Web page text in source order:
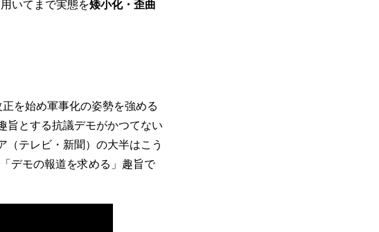
いてまで実態を矮小化・歪曲
を始め軍事化の姿勢を強める
旨とする抗議デモがかつてない
テレビ・新聞）の大半はこう
デモの報道を求める」趣旨で